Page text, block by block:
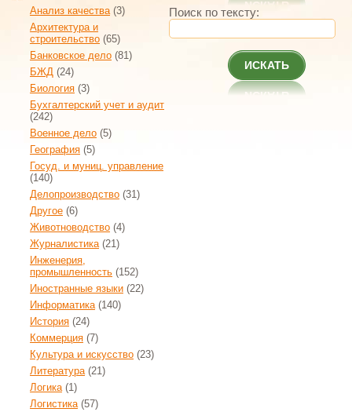
Анализ качества(3)
Архитектура и
строительство (65)
Банковское дело (81)
БЖД (24)
Биология (3)
Бухгалтерский учет и аудит
(242)
Военное дело (5)
География (5)
Госуд. и муниц. управление
(140)
Делопроизводство (31)
Другое (6)
Животноводство (4)
Журналистика(21)
Инженерия,
промышленность (152)
Иностранные языки (22)
Информатика(140)
История (24)
Коммерция (7)
Культура и искусство (23)
Литература(21)
Логика(1)
Логистика(57)
Поиск по тексту:
ИСКАТЬ